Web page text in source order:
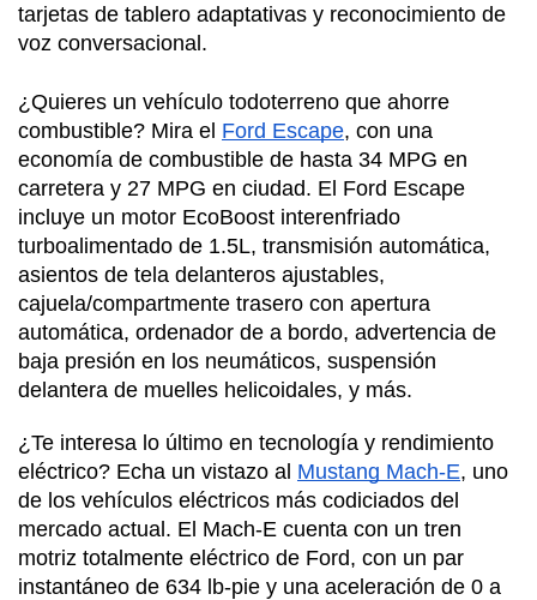
tarjetas de tablero adaptativas y reconocimiento de
voz conversacional.
¿Quieres un vehículo todoterreno que ahorre
combustible? Mira el Ford Escape, con una
economía de combustible de hasta 34 MPG en
carretera y 27 MPG en ciudad. El Ford Escape
incluye un motor EcoBoost interenfriado
turboalimentado de 1.5L, transmisión automática,
asientos de tela delanteros ajustables,
cajuela/compartmente trasero con apertura
automática, ordenador de a bordo, advertencia de
baja presión en los neumáticos, suspensión
delantera de muelles helicoidales, y más.
¿Te interesa lo último en tecnología y rendimiento
eléctrico? Echa un vistazo al Mustang Mach-E, uno
de los vehículos eléctricos más codiciados del
mercado actual. El Mach-E cuenta con un tren
motriz totalmente eléctrico de Ford, con un par
instantáneo de 634 lb-pie y una aceleración de 0 a